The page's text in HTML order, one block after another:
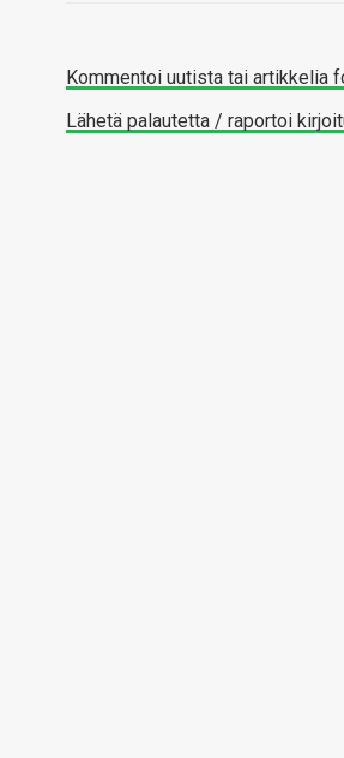
Kommentoi uutista tai artikkelia
Lähetä palautetta / raportoi